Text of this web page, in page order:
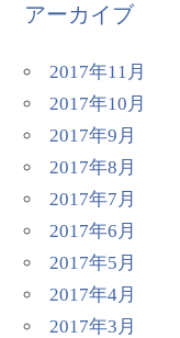
アーカイブ
2017年11月
2017年10月
2017年9月
2017年8月
2017年7月
2017年6月
2017年5月
2017年4月
2017年3月